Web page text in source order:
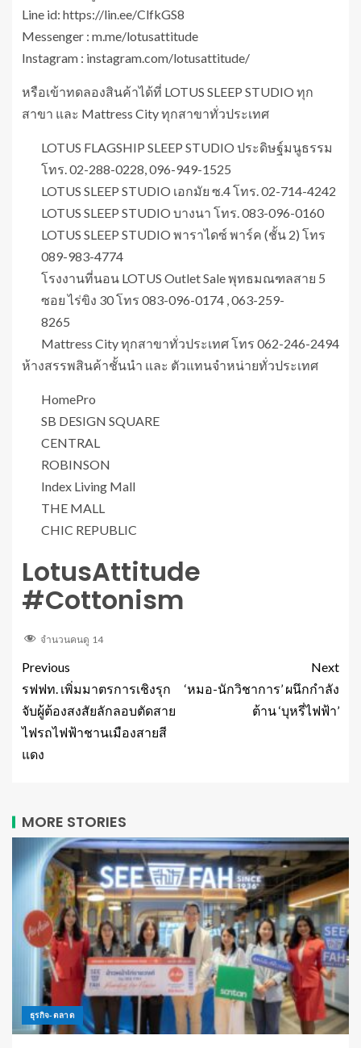
Line id: https://lin.ee/ClfkGS8
Messenger : m.me/lotusattitude
Instagram : instagram.com/lotusattitude/
หรือเข้าทดลองสินค้าได้ที่ LOTUS SLEEP STUDIO ทุก
สาขา และ Mattress City ทุกสาขาทั่วประเทศ
LOTUS FLAGSHIP SLEEP STUDIO ประดิษฐ์มนูธรรม
โทร. 02-288-0228, 096-949-1525
LOTUS SLEEP STUDIO เอกมัย ซ.4 โทร. 02-714-4242
LOTUS SLEEP STUDIO บางนา โทร. 083-096-0160
LOTUS SLEEP STUDIO พาราไดซ์ พาร์ค (ชั้น 2) โทร
089-983-4774
โรงงานที่นอน LOTUS Outlet Sale พุทธมณฑลสาย 5
ซอย ไร่ขิง 30 โทร 083-096-0174 , 063-259-
8265
Mattress City ทุกสาขาทั่วประเทศ โทร 062-246-2494
ห้างสรรพสินค้าชั้นนำ และ ตัวแทนจำหน่ายทั่วประเทศ
HomePro
SB DESIGN SQUARE
CENTRAL
ROBINSON
Index Living Mall
THE MALL
CHIC REPUBLIC
LotusAttitude
#Cottonism
จำนวนคนดู 14
Previous
รฟฟท. เพิ่มมาตรการเชิงรุก
จับผู้ต้องสงสัยลักลอบตัดสาย
ไฟรถไฟฟ้าชานเมืองสายสี
แดง
Next
‘หมอ-นักวิชาการ’ ผนึกกำลัง
ต้าน ‘บุหรี่ไฟฟ้า’
MORE STORIES
ธุรกิจ-ตลาด